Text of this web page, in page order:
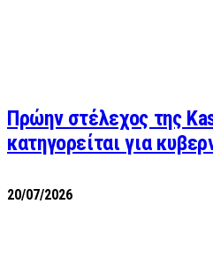
Πρώην στέλεχος της
κατηγορείται για
20/07/2026